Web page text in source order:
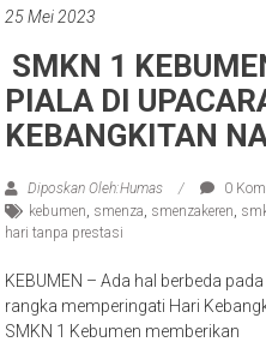
25 Mei 2023
SMKN 1
PIALA DI
KEBANGKITAN
Diposkan Oleh:Humas
0
kebumen, smenza, smenzakeren,
hari tanpa prestasi
KEBUMEN – Ada hal berbeda
rangka memperingati Hari
SMKN 1 Kebumen memberikan